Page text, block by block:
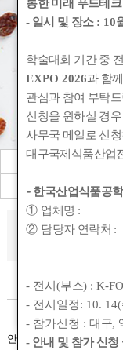
공지사항
회원동정
학
작성자 :관
안녕하세요 ? (사)한국산업
통한 미래 푸드테크
- 일시 및 장소 : 10
학술대회 기간 중 전
EXPO 2026과 함
관심과 참여 부탁
신청을 원하실 경
사무국 메일로 신
대구국제식품산업
- 한국산업식품공
① 업체명 :
② 담당자 연락처 :
- 전시(부스) : K-
- 전시일정: 10. 14(
- 참가신청 :대구,
- 안내 및 참가 신청